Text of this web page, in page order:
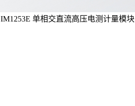
IM1253E 单相交直流高压电测计量模块